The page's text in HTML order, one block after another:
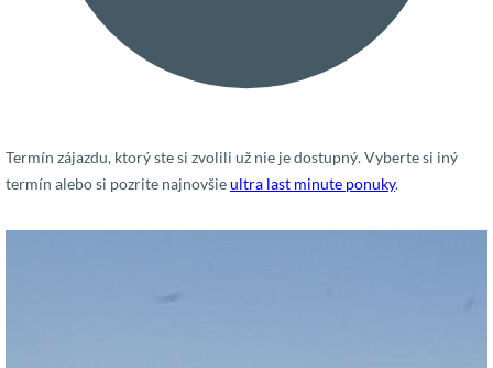
Termín zájazdu, ktorý ste si zvolili už nie je dostupný. Vyberte si iný
termín alebo si pozrite najnovšieultra last minute ponuky.